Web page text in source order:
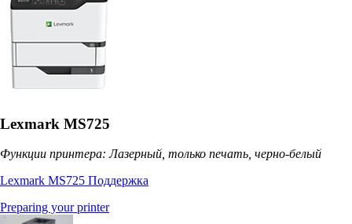
Lexmark MS725
Функции принтера: Лазерный, только печать, черно-белый
Lexmark MS725 Поддержка
Preparing your printer